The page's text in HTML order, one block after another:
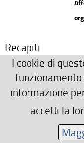
Recapiti
0552751203
Area riservata
I cookie di
funzionamento
informazione
accetti la